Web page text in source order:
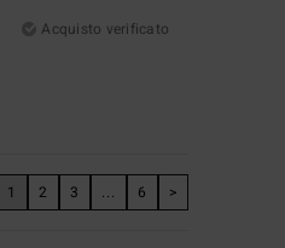
Acquisto verificato
1 2 3 ... 6 >